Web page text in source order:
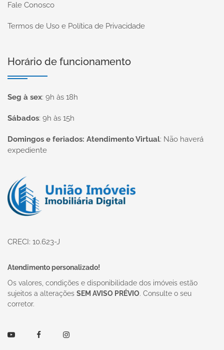
Fale Conosco
Termos de Uso e Política de Privacidade
Horário de funcionamento
Seg à sex: 9h às 18h
Sábados: 9h às 15h
Domingos e feriados: Atendimento Virtual: Não haverá
expediente
Página inicial
CRECI: 10.623-J
Atendimento personalizado!
Os valores, condições e disponibilidade dos imóveis estão
sujeitos a alterações SEM AVISO PRÉVIO. Consulte o seu
corretor.
Youtube FacebookInstagram